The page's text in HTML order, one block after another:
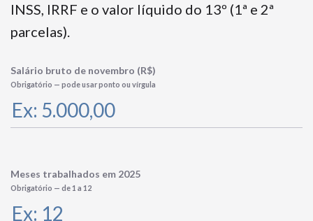
INSS, IRRF e o valor líquido do 13º (1ª e 2ª
parcelas).
Salário bruto de novembro (R$)
Obrigatório — pode usar ponto ou vírgula
Meses trabalhados em 2025
Obrigatório — de 1 a 12